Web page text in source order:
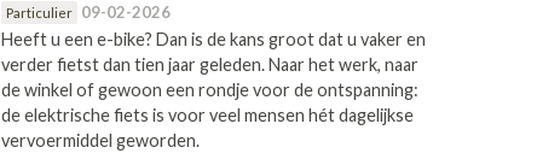
Particulier 09-02-2026
Heeft u een e-bike? Dan is de kans groot dat u vaker en
verder fietst dan tien jaar geleden. Naar het werk, naar
de winkel of gewoon een rondje voor de ontspanning:
de elektrische fiets is voor veel mensen hét dagelijkse
vervoermiddel geworden.